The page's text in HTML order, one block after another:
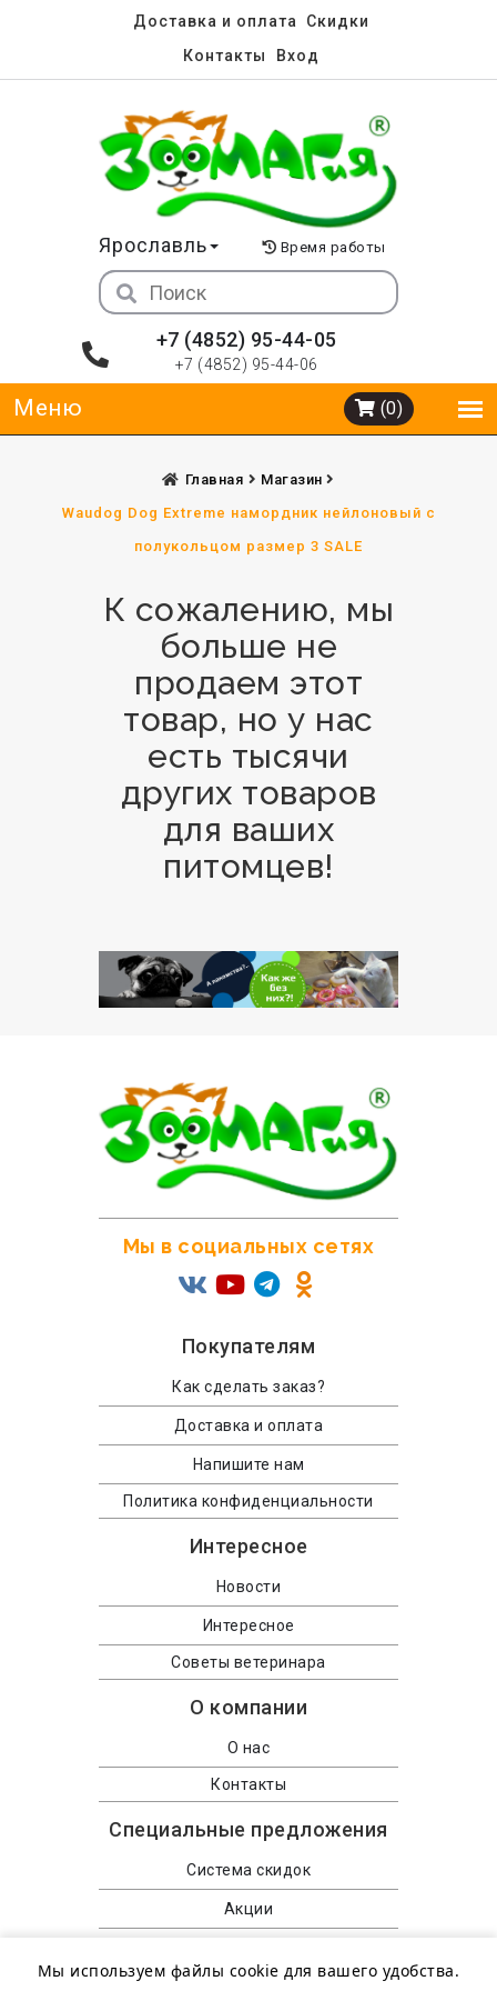
Доставка и оплата
Скидки
Контакты
Вход
Ярославль Время работы
+7 (4852) 95-44-05
+7 (4852) 95-44-06
(0)
Главная
Магазин
Waudog Dog Extreme намордник нейлоновый с
полукольцом размер 3 SALE
К сожалению, мы
больше не
продаем этот
товар, но у нас
есть тысячи
других товаров
для ваших
питомцев!
Мы в социальных сетях
Покупателям
Как сделать заказ?
Доставка и оплата
Напишите нам
Политика конфиденциальности
Интересное
Новости
Интересное
Советы ветеринара
О компании
О нас
Контакты
Специальные предложения
Система скидок
Акции
Консультация ветеринара
Мы используем файлы cookie для вашего удобства.